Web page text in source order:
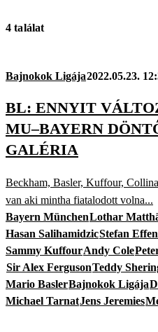
4 találat
Bajnokok Ligája2022.05.23.
BL: ENNYIT
MU–BAYERN
GALÉRIA
Beckham, Basler, Kuffour,
van aki mintha fiatalodott volna...
Bayern MünchenLothar
Hasan SalihamidzicStefan
Sammy KuffourAndy Cole
Sir Alex FergusonTeddy
Mario BaslerBajnokok Ligája
Michael TarnatJens Jeremies